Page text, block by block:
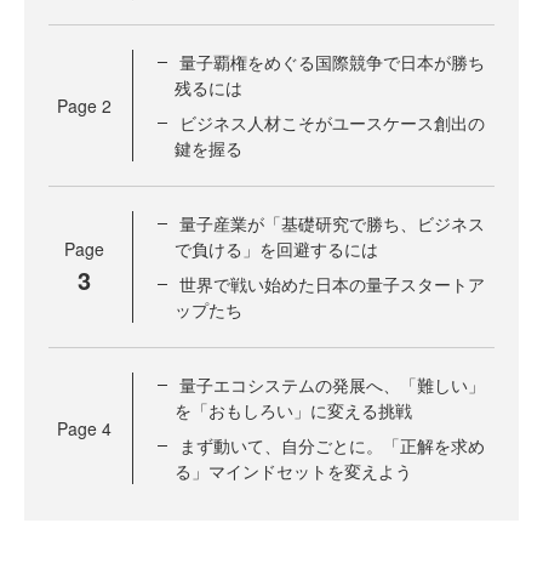
Page 2
量子覇権をめぐる国際競争で日本が勝ち
残るには
ビジネス人材こそがユースケース創出の
鍵を握る
Page
3
量子産業が「基礎研究で勝ち、ビジネス
で負ける」を回避するには
世界で戦い始めた日本の量子スタートア
ップたち
Page 4
量子エコシステムの発展へ、「難しい」
を「おもしろい」に変える挑戦
まず動いて、自分ごとに。「正解を求め
る」マインドセットを変えよう